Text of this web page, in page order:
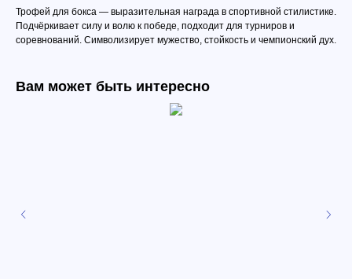
Трофей для бокса — выразительная награда в спортивной стилистике.
Подчёркивает силу и волю к победе, подходит для турниров и
соревнований. Символизирует мужество, стойкость и чемпионский дух.
Вам может быть интересно